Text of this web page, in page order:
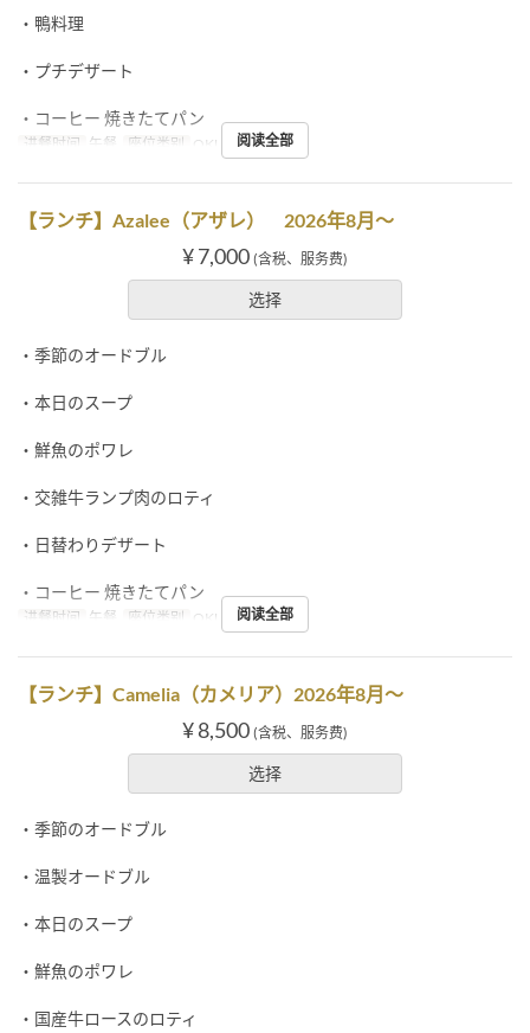
・鴨料理
・プチデザート
・コーヒー 焼きたてパン
进餐时间 午餐 座位类别 OKUMURATEI
阅读全部
【ランチ】Azalee（アザレ） 2026年8月～
¥ 7,000 (含税、服务费)
选择
・季節のオードブル
・本日のスープ
・鮮魚のポワレ
・交雑牛ランプ肉のロティ
・日替わりデザート
・コーヒー 焼きたてパン
进餐时间 午餐 座位类别 OKUMURATEI
阅读全部
【ランチ】Camelia（カメリア）2026年8月～
¥ 8,500 (含税、服务费)
选择
・季節のオードブル
・温製オードブル
・本日のスープ
・鮮魚のポワレ
・国産牛ロースのロティ